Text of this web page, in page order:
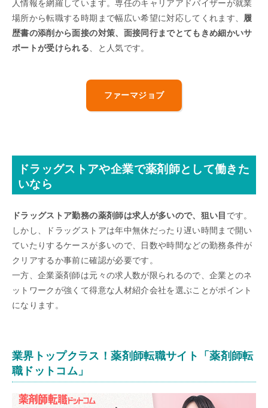
人情報を網羅しています。専任のキャリアアドバイザーが就業
場所から転職する時期まで幅広い希望に対応してくれます、 履
歴書の添削から面接の対策、面接同行までとてもきめ細かいサ
ポートが受けられる 、と人気です。
ファーマジョブ
ドラッグストアや企業で薬剤師として働きた
いなら
ドラッグストア勤務の薬剤師は求人が多いので、狙い目 です。
しかし、ドラッグストアは年中無休だったり遅い時間まで開い
ていたりするケースが多いので、日数や時間などの勤務条件が
クリアするか事前に確認が必要です。
一方、企業薬剤師は元々の求人数が限られるので、企業とのネ
ットワークが強くて得意な人材紹介会社を選ぶことがポイント
になります。
業界トップクラス！薬剤師転職サイト「薬剤師転
職ドットコム」